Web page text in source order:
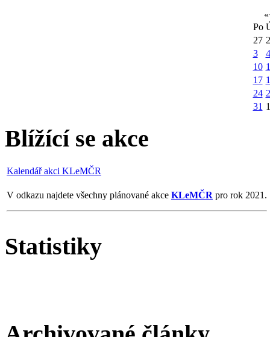
«
Po
27
3
4
10
17
24
31 1
Blížící se akce
Kalendář akci KLeMČR
V odkazu najdete všechny plánované akce KLeMČR pro rok 2021.
Statistiky